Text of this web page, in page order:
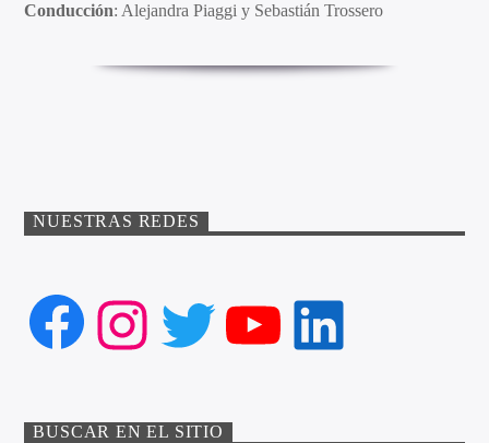
Conducción: Alejandra Piaggi y Sebastián Trossero
NUESTRAS REDES
Facebook
Instagram
Twitter
YouTube
LinkedIn
BUSCAR EN EL SITIO